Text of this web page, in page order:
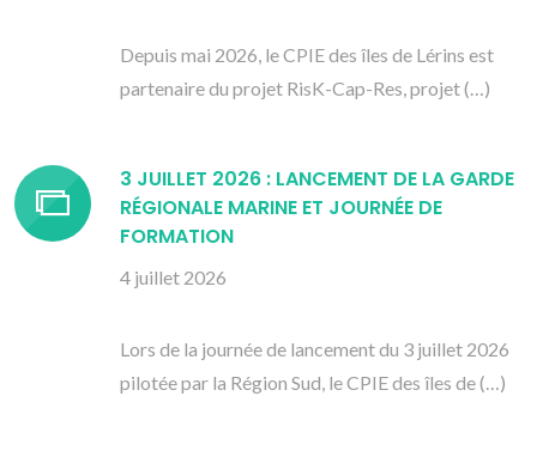
Depuis mai 2026, le CPIE des îles de Lérins est
partenaire du projet RisK-Cap-Res, projet (…)
3 JUILLET 2026 : LANCEMENT DE LA GARDE
RÉGIONALE MARINE ET JOURNÉE DE
FORMATION
4 juillet 2026
Lors de la journée de lancement du 3 juillet 2026
pilotée par la Région Sud, le CPIE des îles de (…)